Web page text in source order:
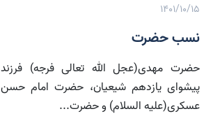
1401/10/15
نسب حضرت
حضرت مهدی(عجل الله تعالی فرجه) فرزند
پیشوای یازدهم شیعیان، حضرت امام حسن
عسکری(علیه السلام) و حضرت...